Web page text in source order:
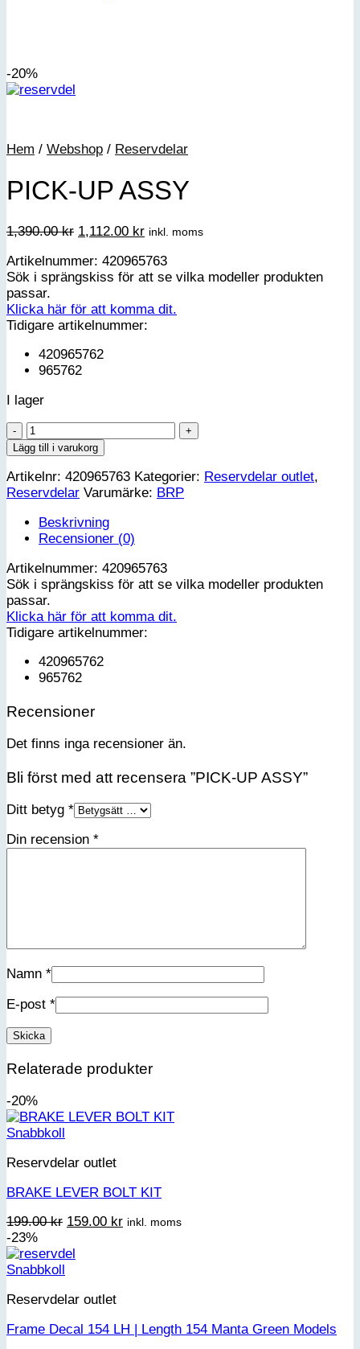
-20%
Hem / Webshop / Reservdelar
PICK-UP ASSY
1,390.00kr Det
priset
var:
1,112.00 krDet
priset
är:
inkl. moms
Artikelnummer: 420965763
Sök i sprängskiss för att se vilka modeller produkten
passar.
Klicka här för att komma dit.
Tidigare artikelnummer:
420965762
965762
I lager
PICK-
UP
ASSY
mängd
Lägg till i varukorg
Artikelnr: 420965763 Kategorier: Reservdelar outlet,
Reservdelar Varumärke: BRP
Beskrivning
Recensioner (0)
Artikelnummer: 420965763
Sök i sprängskiss för att se vilka modeller produkten
passar.
Klicka här för att komma dit.
Tidigare artikelnummer:
420965762
965762
Recensioner
Det finns inga recensioner än.
Bli först med att recensera ”PICK-UP ASSY”
Ditt betyg *
Din recension *
Namn *
E-post *
Relaterade produkter
-20%
Snabbkoll
Reservdelar outlet
BRAKE LEVER BOLT KIT
199.00kr Det
priset
159.00 krDet
inkl. moms
-23%
Snabbkoll
Reservdelar outlet
Frame Decal 154 LH | Length 154 Manta Green Models